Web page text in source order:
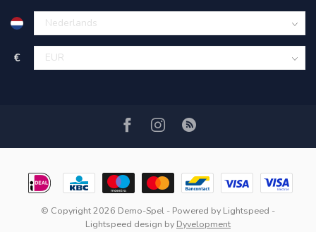
€
© Copyright 2026 Demo-Spel - Powered by Lightspeed -
Lightspeed design by Dyvelopment